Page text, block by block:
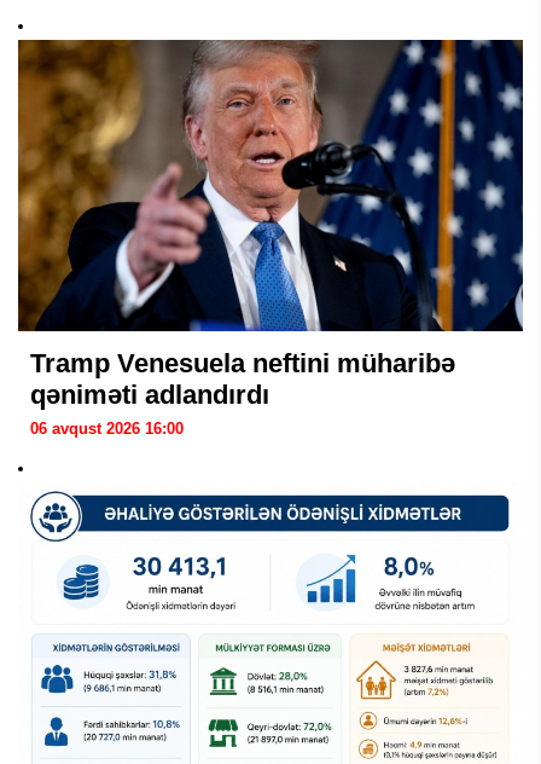
Tramp Venesuela neftini müharibə
qəniməti adlandırdı
06 avqust 2026 16:00